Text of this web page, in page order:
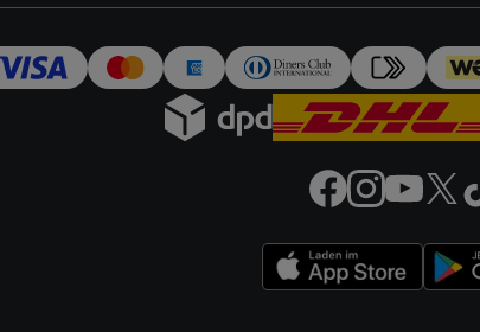
des Erfolgs von Werbekampagnen durch TTD und
für digitales Marketing, sowie:
Verwendung genauer Standortdaten. Erstellung von Profilen
Zugriff auf Informationen auf einem Endgerät. Entwicklung und
Zielgruppen durch Statistiken oder Kombinationen von Daten
reduzierter Daten zur Auswahl von Werbeanzeigen. Messung